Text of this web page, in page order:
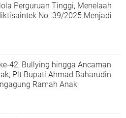
Perguruan Tinggi, Menelaah
No. 39/2025 Menjadi
42, Bullying hingga Ancaman
Plt Bupati Ahmad Baharudin
Ramah Anak